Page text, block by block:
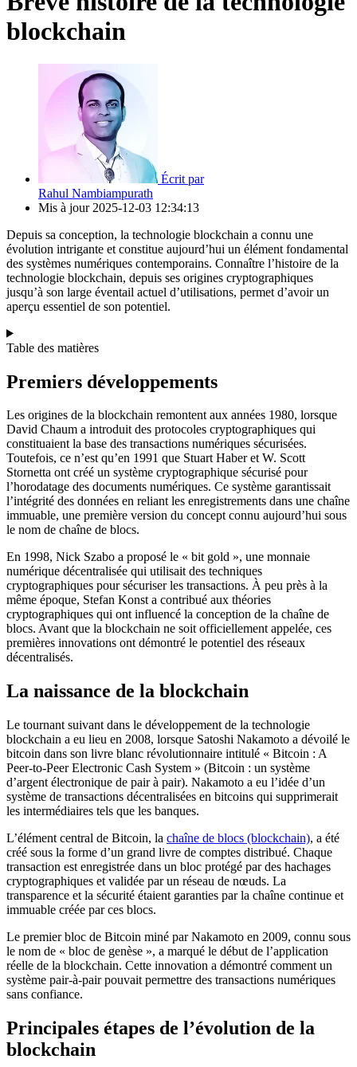
blockchain
Écrit par
Rahul Nambiampurath
Mis à jour 2025-12-03 12:34:13
Depuis sa conception, la technologie blockchain a connu une
évolution intrigante et constitue aujourd’hui un élément fondamental
des systèmes numériques contemporains. Connaître l’histoire de la
technologie blockchain, depuis ses origines cryptographiques
jusqu’à son large éventail actuel d’utilisations, permet d’avoir un
aperçu essentiel de son potentiel.
Table des matières
Premiers développements
Les origines de la blockchain remontent aux années 1980, lorsque
David Chaum a introduit des protocoles cryptographiques qui
constituaient la base des transactions numériques sécurisées.
Toutefois, ce n’est qu’en 1991 que Stuart Haber et W. Scott
Stornetta ont créé un système cryptographique sécurisé pour
l’horodatage des documents numériques. Ce système garantissait
l’intégrité des données en reliant les enregistrements dans une chaîne
immuable, une première version du concept connu aujourd’hui sous
le nom de chaîne de blocs.
En 1998, Nick Szabo a proposé le « bit gold », une monnaie
numérique décentralisée qui utilisait des techniques
cryptographiques pour sécuriser les transactions. À peu près à la
même époque, Stefan Konst a contribué aux théories
cryptographiques qui ont influencé la conception de la chaîne de
blocs. Avant que la blockchain ne soit officiellement appelée, ces
premières innovations ont démontré le potentiel des réseaux
décentralisés.
La naissance de la blockchain
Le tournant suivant dans le développement de la technologie
blockchain a eu lieu en 2008, lorsque Satoshi Nakamoto a dévoilé le
bitcoin dans son livre blanc révolutionnaire intitulé « Bitcoin : A
Peer-to-Peer Electronic Cash System » (Bitcoin : un système
d’argent électronique de pair à pair). Nakamoto a eu l’idée d’un
système de transactions décentralisées en bitcoins qui supprimerait
les intermédiaires tels que les banques.
L’élément central de Bitcoin, la chaîne de blocs (blockchain), a été
créé sous la forme d’un grand livre de comptes distribué. Chaque
transaction est enregistrée dans un bloc protégé par des hachages
cryptographiques et validée par un réseau de nœuds. La
transparence et la sécurité étaient garanties par la chaîne continue et
immuable créée par ces blocs.
Le premier bloc de Bitcoin miné par Nakamoto en 2009, connu sous
le nom de « bloc de genèse », a marqué le début de l’application
réelle de la blockchain. Cette innovation a démontré comment un
système pair-à-pair pouvait permettre des transactions numériques
sans confiance.
Principales étapes de l’évolution de la
blockchain